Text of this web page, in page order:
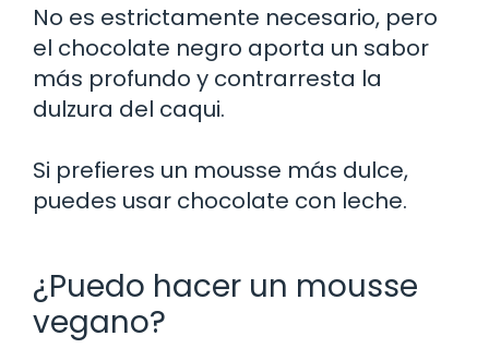
No es estrictamente necesario, pero
el chocolate negro aporta un sabor
más profundo y contrarresta la
dulzura del caqui.
Si prefieres un mousse más dulce,
puedes usar chocolate con leche.
¿Puedo hacer un mousse
vegano?